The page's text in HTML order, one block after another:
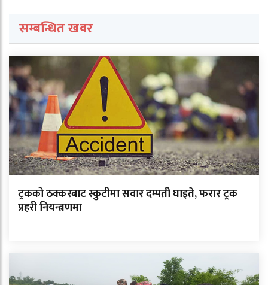
सम्बन्धित खवर
ट्रकको ठक्करबाट स्कुटीमा सवार दम्पती घाइते, फरार ट्रक
प्रहरी नियन्त्रणमा